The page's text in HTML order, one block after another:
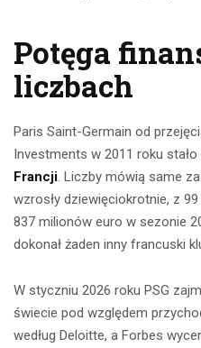
Potęga
liczbach
Paris Saint-Germain od
Investments w 2011 roku stało
Francji. Liczby mówią same
wzrosły dziewięciokrotnie, z
837 milionów euro w sezonie
dokonał żaden inny francuski
W styczniu 2026 roku PSG
świecie pod względem
według Deloitte, a Forbes